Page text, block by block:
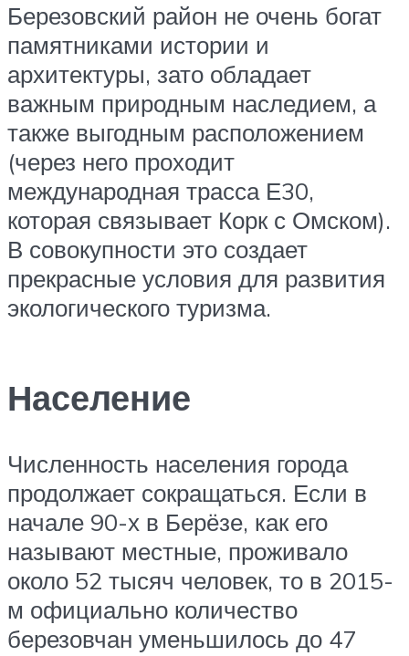
Березовский район не очень богат
памятниками истории и
архитектуры, зато обладает
важным природным наследием, а
также выгодным расположением
(через него проходит
международная трасса Е30,
которая связывает Корк с Омском).
В совокупности это создает
прекрасные условия для развития
экологического туризма.
Население
Численность населения города
продолжает сокращаться. Если в
начале 90-х в Берёзе, как его
называют местные, проживало
около 52 тысяч человек, то в 2015-
м официально количество
березовчан уменьшилось до 47